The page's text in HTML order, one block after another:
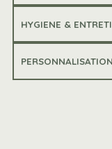
HYGIENE &
PERSONNALISATION